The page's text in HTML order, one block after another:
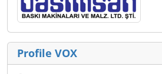
Profile VOX